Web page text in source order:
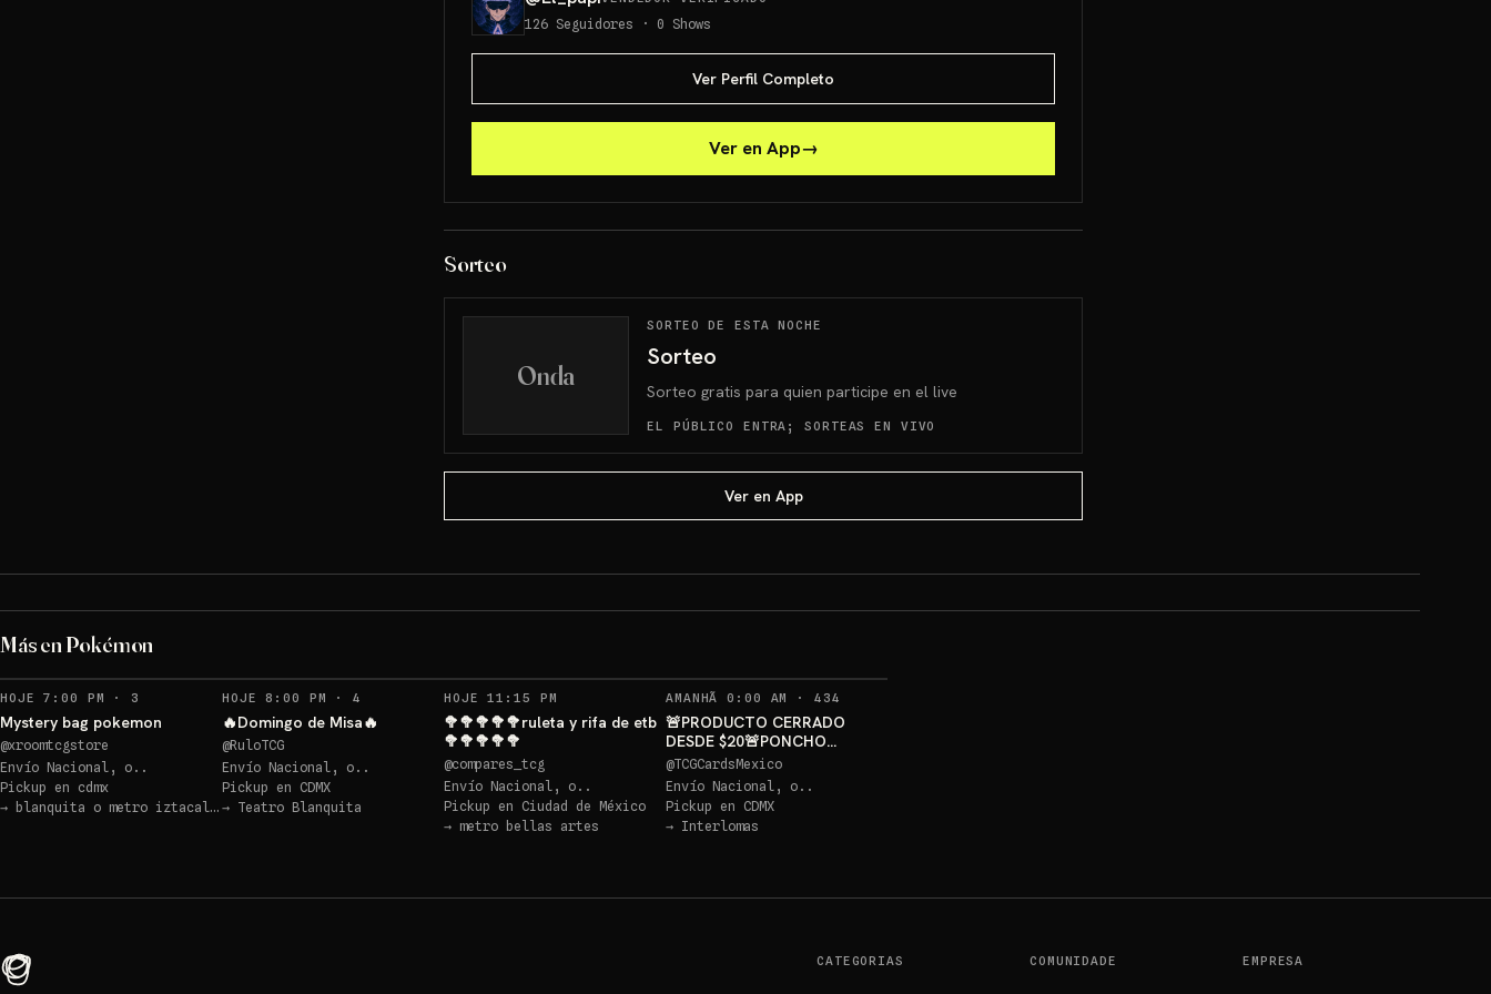
126 Seguidores · 0 Shows
Ver Perfil Completo
Ver en App→
Sorteo
Onda
SORTEO DE ESTA NOCHE
Sorteo
Sorteo gratis para quien participe en el live
EL PÚBLICO ENTRA; SORTEAS EN VIVO
Ver en App
Más en Pokémon
HOJE 7:00 PM · 3 RECORDATORIOS
Mystery bag pokemon
@xroomtcgstore
Envío Nacional, o..
Pickup en cdmx
→ blanquita o metro iztacalco
HOJE 8:00 PM ·4 RECORDATORIOS
🔥Domingo de Misa🔥
@RuloTCG
Envío Nacional, o..
Pickup en CDMX
→ Teatro Blanquita
HOJE 11:15 PM
🥦🥦🥦🥦🥦ruleta y rifa de etb
🥦🥦🥦🥦🥦
@compares_tcg
Envío Nacional, o..
Pickup en Ciudad de México
→ metro bellas artes
PONCHO PIKACHU PSA 10
AMANHÃ 0:00 AM · 434
🚨PRODUCTO CERRADO
DESDE $20🚨PONCHO
PIKACHU PSA 10 GRATIS
@TCGCardsMexico
Envío Nacional, o..
Pickup en CDMX
→ Interlomas
CATEGORIAS COMUNIDADE EMPRESA